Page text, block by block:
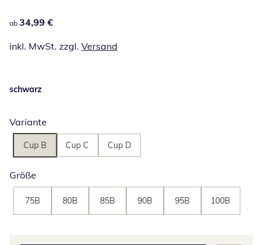
34,99 €
ab 34,99 €
inkl. MwSt. zzgl. Versand
schwarz
Variante
Cup B Cup C Cup D
Größe
75B 80B 85B 90B 95B 100B